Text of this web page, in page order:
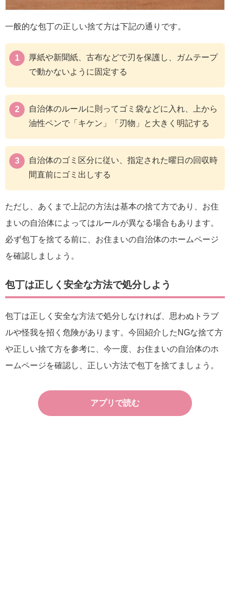
一般的な包丁の正しい捨て方は下記の通りです。
厚紙や新聞紙、古布などで刃を保護し、ガムテープ
で動かないように固定する
自治体のルールに則ってゴミ袋などに入れ、上から
油性ペンで「キケン」「刃物」と大きく明記する
自治体のゴミ区分に従い、指定された曜日の回収時
間直前にゴミ出しする
ただし、あくまで上記の方法は基本の捨て方であり、お住
まいの自治体によってはルールが異なる場合もあります。
必ず包丁を捨てる前に、お住まいの自治体のホームページ
を確認しましょう。
包丁は正しく安全な方法で処分しよう
包丁は正しく安全な方法で処分しなければ、思わぬトラブ
ルや怪我を招く危険があります。今回紹介したNGな捨て方
や正しい捨て方を参考に、今一度、お住まいの自治体のホ
ームページを確認し、正しい方法で包丁を捨てましょう。
アプリで読む